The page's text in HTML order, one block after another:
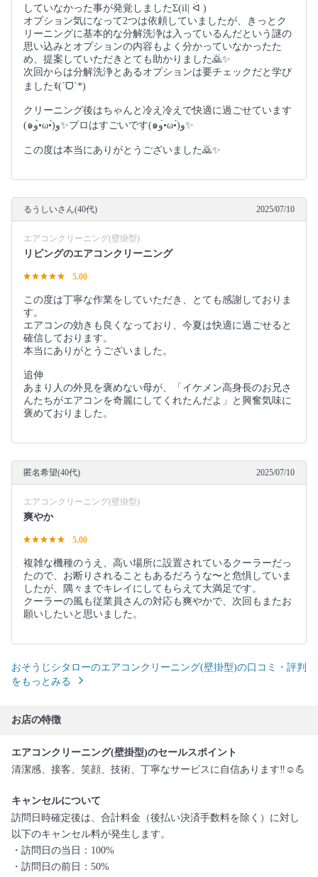
していなかった事が発覚しましたΣ(il| ᐛ )
オプション気になって2つは依頼していましたが、きっとク
リーニングに基本的な分解洗浄は入っているんだという謎の
思い込みとオプションの内容もよく分かっていなかったた
め、提案していただきとても助かりました🙇✨
次回からは分解洗浄とあるオプションは要チェックだと学び
ましたꉂ(ˊᗜˋ*)
クリーニング後はちゃんと冷え冷えで快適に過ごせています
(๑و•̀ω•́)و✨プロはすごいです(๑و•̀ω•́)و✨
この度は本当にありがとうございました🙇✨
るうしいさん(40代) 2025/07/10
エアコンクリーニング(壁掛型)
リビングのエアコンクリーニング
5.00
この度は丁寧な作業をしていただき、とても感謝しておりま
す。
エアコンの効きも良くなっており、今夏は快適に過ごせると
確信しております。
本当にありがとうございました。
追伸
あまり人の外見を褒めない母が、「イケメン高身長のお兄さ
んたちがエアコンを奇麗にしてくれたんだよ」と興奮気味に
褒めておりました。
匿名希望(40代) 2025/07/10
エアコンクリーニング(壁掛型)
爽やか
5.00
複雑な機種のうえ、高い場所に設置されているクーラーだっ
たので、お断りされることもあるだろうな〜と危惧していま
したが、隅々までキレイにしてもらえて大満足です。
クーラーの風も従業員さんの対応も爽やかで、次回もまたお
願いしたいと思いました。
おそうじシタローのエアコンクリーニング(壁掛型)の口コミ・評判
をもっとみる
お店の特徴
エアコンクリーニング(壁掛型)のセールスポイント
清潔感、接客、笑顔、技術、丁寧なサービスに自信あります‼︎☺️💪
キャンセルについて
訪問日時確定後は、合計料金（後払い決済手数料を除く）に対し
以下のキャンセル料が発生します。
・訪問日の当日：100%
・訪問日の前日：50%